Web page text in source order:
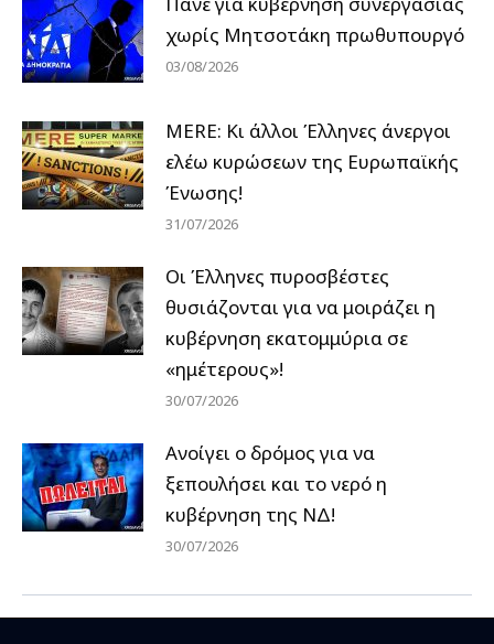
χωρίς Μητσοτάκη πρωθυπουργό
03/08/2026
MERE: Κι άλλοι Έλληνες άνεργοι
ελέω κυρώσεων της Ευρωπαϊκής
Ένωσης!
31/07/2026
Οι Έλληνες πυροσβέστες
θυσιάζονται για να μοιράζει η
κυβέρνηση εκατομμύρια σε
«ημέτερους»!
30/07/2026
Ανοίγει ο δρόμος για να
ξεπουλήσει και το νερό η
κυβέρνηση της ΝΔ!
30/07/2026